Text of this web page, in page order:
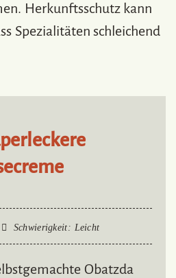
Herkunftsschutz kann
Spezialitäten schleichend
Schwierigkeit: Leicht
Obatzda